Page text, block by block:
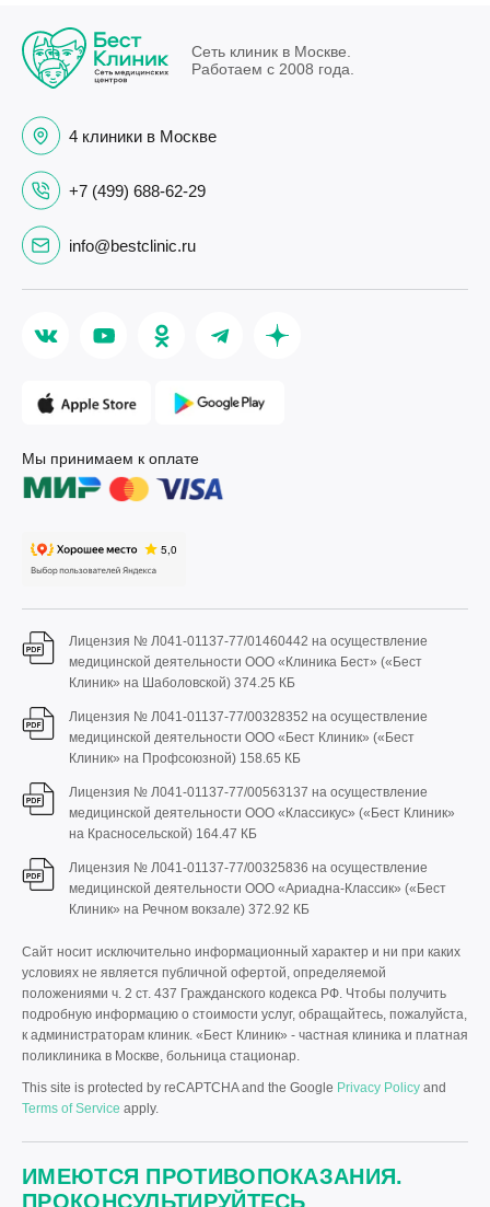
Сеть клиник в Москве.
Работаем с 2008 года.
4 клиники в Москве
+7 (499) 688-62-29
info@bestclinic.ru
Мы принимаем к оплате
Лицензия № Л041-01137-77/01460442 на осуществление
медицинской деятельности ООО «Клиника Бест» («Бест
Клиник» на Шаболовской) 374.25 КБ
Лицензия № Л041-01137-77/00328352 на осуществление
медицинской деятельности ООО «Бест Клиник» («Бест
Клиник» на Профсоюзной) 158.65 КБ
Лицензия № Л041-01137-77/00563137 на осуществление
медицинской деятельности ООО «Классикус» («Бест Клиник»
на Красносельской) 164.47 КБ
Лицензия № Л041-01137-77/00325836 на осуществление
медицинской деятельности ООО «Ариадна-Классик» («Бест
Клиник» на Речном вокзале) 372.92 КБ
Сайт носит исключительно информационный характер и ни при каких
условиях не является публичной офертой, определяемой
положениями ч. 2 ст. 437 Гражданского кодекса РФ. Чтобы получить
подробную информацию о стоимости услуг, обращайтесь, пожалуйста,
к администраторам клиник. «Бест Клиник» - частная клиника и платная
поликлиника в Москве, больница стационар.
This site is protected by reCAPTCHA and the Google Privacy Policy and
Terms of Service apply.
ИМЕЮТСЯ ПРОТИВОПОКАЗАНИЯ.
ПРОКОНСУЛЬТИРУЙТЕСЬ